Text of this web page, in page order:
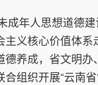
年人思想道德建
主义核心价值体
德养成，省文明
组织开展“云南